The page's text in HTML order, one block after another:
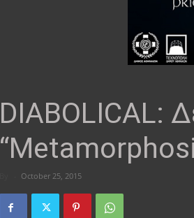
DIABOLICAL:
October 25, 2015